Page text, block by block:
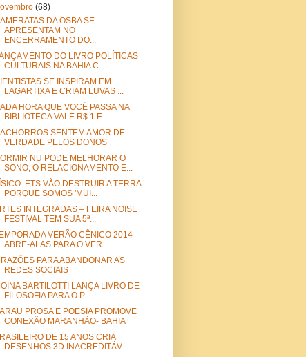
(68)
DA OSBA SE
APRESENTAM NO
ENCERRAMENTO DO...
DO LIVRO POLÍTICAS
CULTURAIS NA BAHIA C...
SE INSPIRAM EM
LAGARTIXA E CRIAM LUVAS ...
HORA QUE VOCÊ PASSA NA
BIBLIOTECA VALE R$ 1 E...
SENTEM AMOR DE
VERDADE PELOS DONOS
NU PODE MELHORAR O
SONO, O RELACIONAMENTO E...
ETS VÃO DESTRUIR A TERRA
PORQUE SOMOS 'MUI...
INTEGRADAS – FEIRA NOISE
FESTIVAL TEM SUA 5ª...
VERÃO CÊNICO 2014 –
ABRE-ALAS PARA O VER...
PARA ABANDONAR AS
REDES SOCIAIS
BARTILOTTI LANÇA LIVRO DE
FILOSOFIA PARA O P...
PROSA E POESIA PROMOVE
CONEXÃO MARANHÃO- BAHIA
DE 15 ANOS CRIA
DESENHOS 3D INACREDITÁV...